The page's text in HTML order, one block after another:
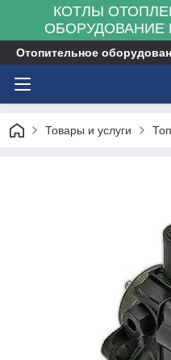
КОТЛЫ
ОБОРУДОВАНИЕ
Отопительное
Товары и услуги